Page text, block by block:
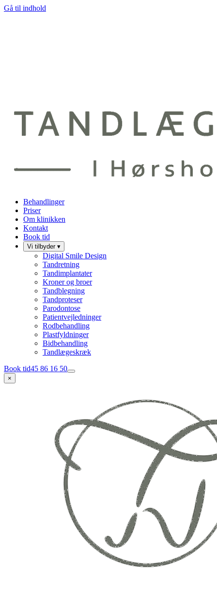
Gå til indhold
Behandlinger
Priser
Om klinikken
Kontakt
Book tid
Vi tilbyder ▾
Digital Smile Design
Tandretning
Tandimplantater
Kroner og broer
Tandblegning
Tandproteser
Parodontose
Patientvejledninger
Rodbehandling
Plastfyldninger
Bidbehandling
Tandlægeskræk
Book tid45 86 16 50
×